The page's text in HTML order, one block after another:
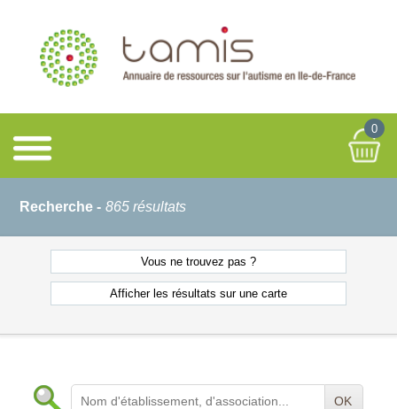
0
Recherche - 865 résultats
Vous ne trouvez pas ?
Afficher les résultats sur une carte
OK